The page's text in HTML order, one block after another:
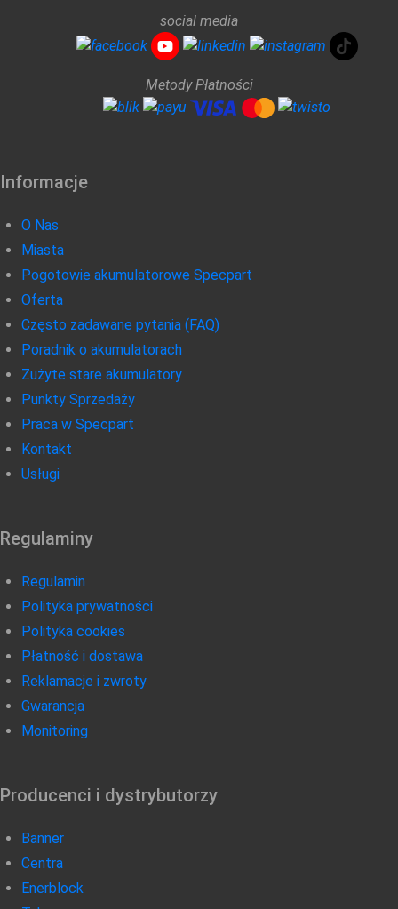
social media
Metody Płatności
Informacje
O Nas
Miasta
Pogotowie akumulatorowe Specpart
Oferta
Często zadawane pytania (FAQ)
Poradnik o akumulatorach
Zużyte stare akumulatory
Punkty Sprzedaży
Praca w Specpart
Kontakt
Usługi
Regulaminy
Regulamin
Polityka prywatności
Polityka cookies
Płatność i dostawa
Reklamacje i zwroty
Gwarancja
Monitoring
Producenci i dystrybutorzy
Banner
Centra
Enerblock